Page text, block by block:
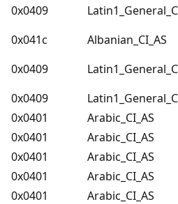
0x0409
0x041c
Albanian_CI_AS
0x0409
0x0409
0x0401
Arabic_CI_AS
0x0401
Arabic_CI_AS
0x0401
Arabic_CI_AS
0x0401
Arabic_CI_AS
0x0401
Arabic_CI_AS